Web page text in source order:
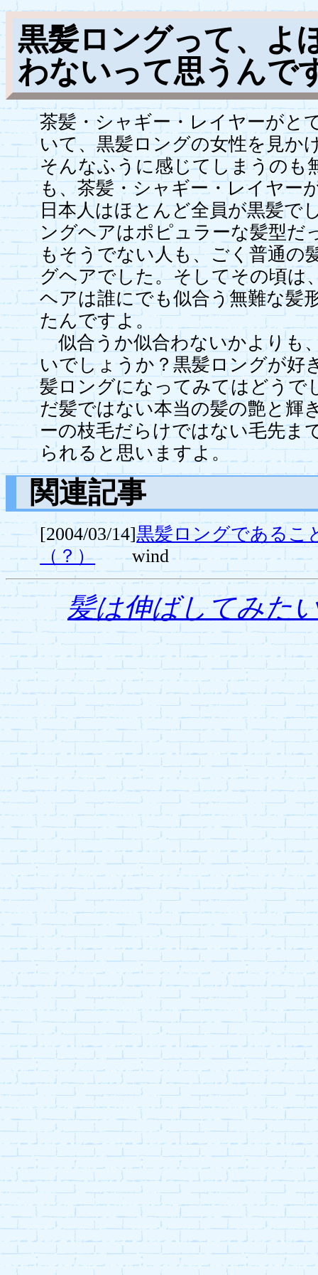
黒髪ロングって、よ
わないって思うんで
茶髪・シャギー・レイヤーがと
いて、黒髪ロングの女性を見か
そんなふうに感じてしまうのも
も、茶髪・シャギー・レイヤー
日本人はほとんど全員が黒髪で
ングヘアはポピュラーな髪型だ
もそうでない人も、ごく普通の
グヘアでした。そしてその頃は
ヘアは誰にでも似合う無難な髪
たんですよ。
似合うか似合わないかよりも
いでしょうか？黒髪ロングが好
髪ロングになってみてはどうで
だ髪ではない本当の髪の艶と輝
ーの枝毛だらけではない毛先ま
られると思いますよ。
関連記事
[2004/03/14]黒髪ロングであるこ
（？）wind
髪は伸ばしてみた